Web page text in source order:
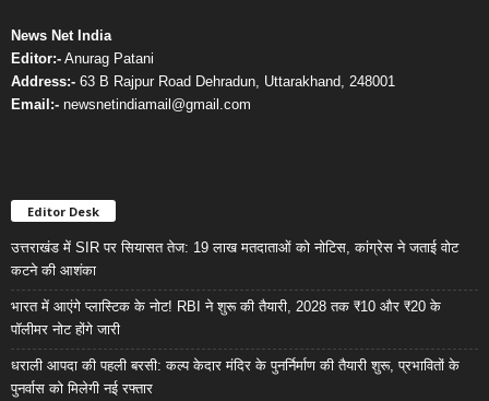
News Net India
Editor:- Anurag Patani
Address:- 63 B Rajpur Road Dehradun, Uttarakhand, 248001
Email:- newsnetindiamail@gmail.com
Editor Desk
उत्तराखंड में SIR पर सियासत तेज: 19 लाख मतदाताओं को नोटिस, कांग्रेस ने जताई वोट
कटने की आशंका
भारत में आएंगे प्लास्टिक के नोट! RBI ने शुरू की तैयारी, 2028 तक ₹10 और ₹20 के
पॉलीमर नोट होंगे जारी
धराली आपदा की पहली बरसी: कल्प केदार मंदिर के पुनर्निर्माण की तैयारी शुरू, प्रभावितों के
पुनर्वास को मिलेगी नई रफ्तार